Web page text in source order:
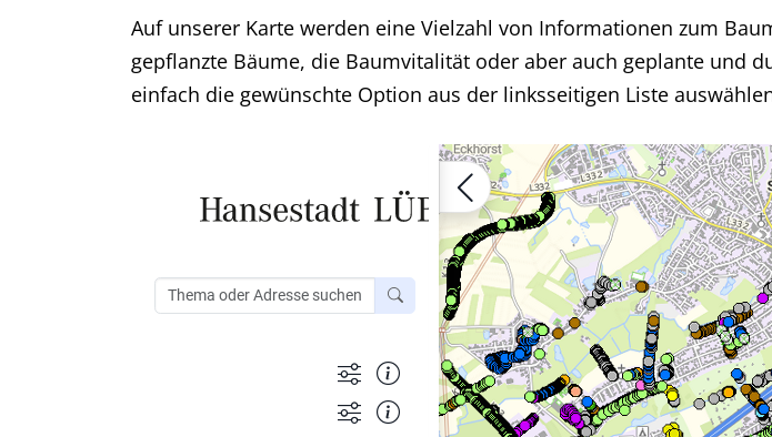
Auf unserer Karte werden eine Vielzahl von Informationen zum
gepflanzte Bäume, die Baumvitalität oder aber auch geplante und
einfach die gewünschte Option aus der linksseitigen Liste